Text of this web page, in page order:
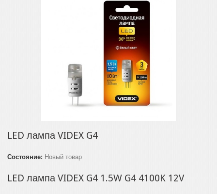
LED лампа VIDEX G4
Состояние: Новый товар
LED лампа VIDEX G4 1.5W G4 4100K 12V